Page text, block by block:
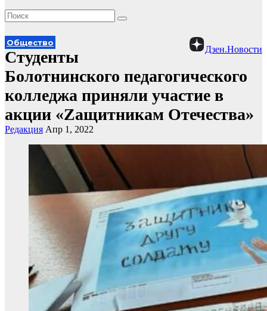
Дзен.Новости
Общество
Студенты
Болотнинского педагогического
колледжа приняли участие в
акции «Zащитникам Отечества»
Редакция Апр 1, 2022